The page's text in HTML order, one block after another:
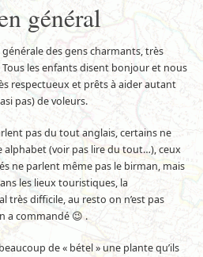
général
des gens charmants, très
les enfants disent bonjour et nous
respectueux et prêts à aider autant
pas) de voleurs.
pas du tout anglais, certains ne
alphabet (voir pas lire du tout…), ceux
ne parlent même pas le birman, mais
les lieux touristiques, la
très difficile, au resto on n’est pas
a commandé 😉 .
de « bétel » une plante qu’ils